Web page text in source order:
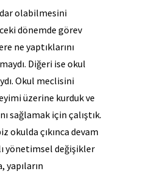
olabilmesini
dönemde görev
ne yaptıklarını
Diğeri ise okul
Okul meclisini
üzerine kurduk ve
sağlamak için çalıştık.
okulda çıkınca devam
yönetimsel değişikler
yapıların